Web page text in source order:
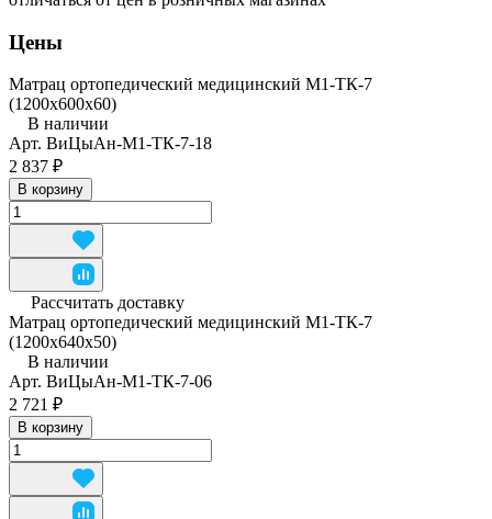
Цены
Матрац ортопедический медицинский М1-ТК-7
(1200x600x60)
В наличии
Арт. ВиЦыАн-М1-ТК-7-18
2 837 ₽
В корзину
Рассчитать доставку
Матрац ортопедический медицинский М1-ТК-7
(1200x640x50)
В наличии
Арт. ВиЦыАн-М1-ТК-7-06
2 721 ₽
В корзину